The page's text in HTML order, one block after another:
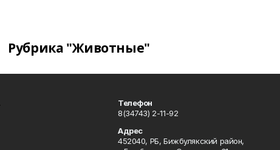
Рубрика "Животные"
Телефон
8(34743) 2-11-92
Адрес
452040, РБ, Бижбулякский район,